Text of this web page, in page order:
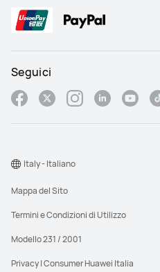
Seguici
Mappa del Sito
Termini e Condizioni di Utilizzo
Modello 231 / 2001
Privacy | Consumer Huawei Italia
Italy - Italiano